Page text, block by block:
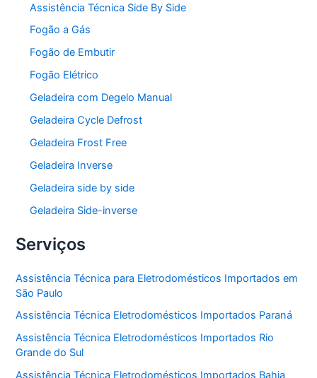
Assistência Técnica Side By Side
Fogão a Gás
Fogão de Embutir
Fogão Elétrico
Geladeira com Degelo Manual
Geladeira Cycle Defrost
Geladeira Frost Free
Geladeira Inverse
Geladeira side by side
Geladeira Side-inverse
Serviços
Assistência Técnica para Eletrodomésticos Importados em
São Paulo
Assistência Técnica Eletrodomésticos Importados Paraná
Assistência Técnica Eletrodomésticos Importados Rio
Grande do Sul
Assistência Técnica Eletrodomésticos Importados Bahia